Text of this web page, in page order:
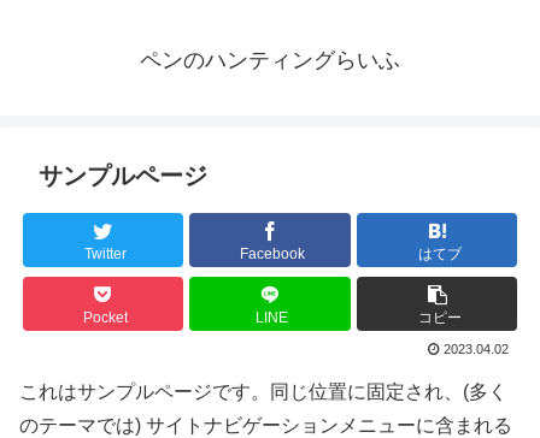
ペンのハンティングらいふ
サンプルページ
Twitter Facebook はてブ
Pocket LINE コピー
2023.04.02
これはサンプルページです。同じ位置に固定され、(多く
のテーマでは) サイトナビゲーションメニューに含まれる